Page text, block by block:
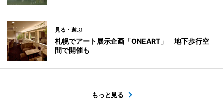
見る・遊ぶ
札幌でアート展示企画「ONEART」 地下歩行空
間で開催も
もっと見る